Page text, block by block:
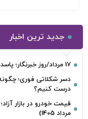
جدید ترین اخبار
17 مرداد/روز خبرنگار؛ پاسداشتِ حقیقت در عصرِ تردید
دسر شکلاتی فوری؛ چگونه
درست کنیم؟
مرداد 1405)